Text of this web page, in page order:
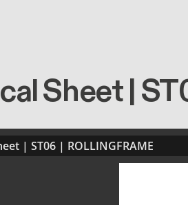
Sheet |
| ST06 | ROLLINGFRAME